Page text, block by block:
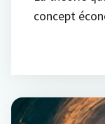
concept